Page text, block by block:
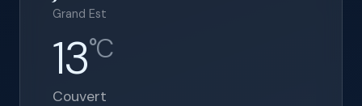
Grand Est
13°C
Couvert